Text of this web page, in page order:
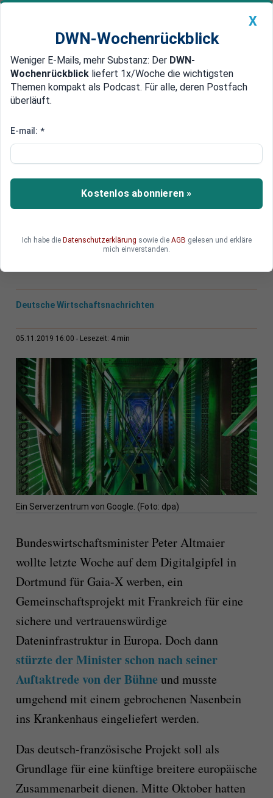
Newsticker MEIN DWN: Geldanlage Premium
Edelmetalle DWN-Magazin China
Europa arbeitet an einer
Deutschland und Frankreich treiben die
Schaffung einer europäischen Cloud voran, um
gegen die technologische Abhängigkeit der EU
dafür weder eine Nachfrage, noch scheint
Europa dazu in der Lage zu sein.
Deutsche Wirtschaftsnachrichten
05.11.2019 16:00 Lesezeit: 4 min
Ein Serverzentrum von Google. (Foto: dpa)
Bundeswirtschaftsminister Peter Altmaier
wollte letzte Woche auf dem Digitalgipfel in
Dortmund für Gaia-X werben, ein
Gemeinschaftsprojekt mit Frankreich für eine
sichere und vertrauenswürdige
Dateninfrastruktur in Europa. Doch dann
stürzte der Minister schon nach seiner
Auftaktrede von der Bühneund musste
umgehend mit einem gebrochenen Nasenbein
ins Krankenhaus eingeliefert werden.
Das deutsch-französische Projekt soll als
Grundlage für eine künftige breitere europäische
Zusammenarbeit dienen. Mitte Oktober hatten
X
DWN-Wochenrückblick
Weniger E-Mails, mehr Substanz: Der DWN-
Wochenrückblick liefert 1x/Woche die wichtigsten
Themen kompakt als Podcast. Für alle, deren Postfach
überläuft.
E-mail: *
Kostenlos abonnieren »
Ich habe die Datenschutzerklärung sowie die AGB gelesen und erkläre
mich einverstanden.